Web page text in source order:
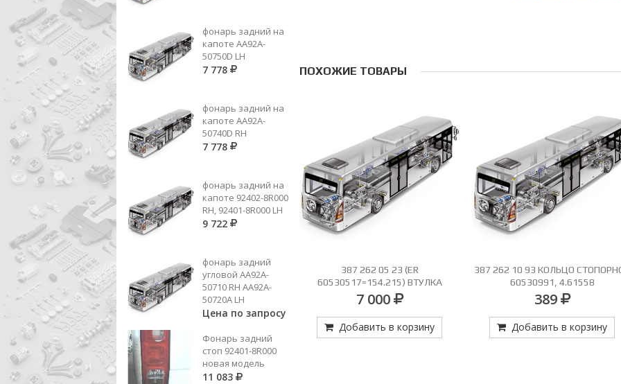
ПОХОЖИЕ ТОВАРЫ
008 981 99 10 (ER 98530196)
ИГ.ПОДШ 4 ПЕР.=008 981 84 10
Цена по запросу
Добавить в корзину
387 262 05 23 (ER
60530517=154.215) ВТУЛКА
СКОЛЬЗЯЩАЯ 3-4 ПЕР.60З.=387 262
15 23 (60530811)
7 000
Добавить в корзину
387 262 10 93 КОЛЬЦО
60530991, 4.61558
389
Добавить в корзину
фонарь задний на
капоте AA92A-
50750D LH
7 778
фонарь задний на
капоте AA92A-
50740D RH
7 778
фонарь задний на
капоте 92402-8R000
RH, 92401-8R000 LH
9 722
фонарь задний
угловой AA92A-
50710 RH AA92A-
50720A LH
Цена по запросу
Фонарь задний
стоп 92401-8R000
новая модель
11 083